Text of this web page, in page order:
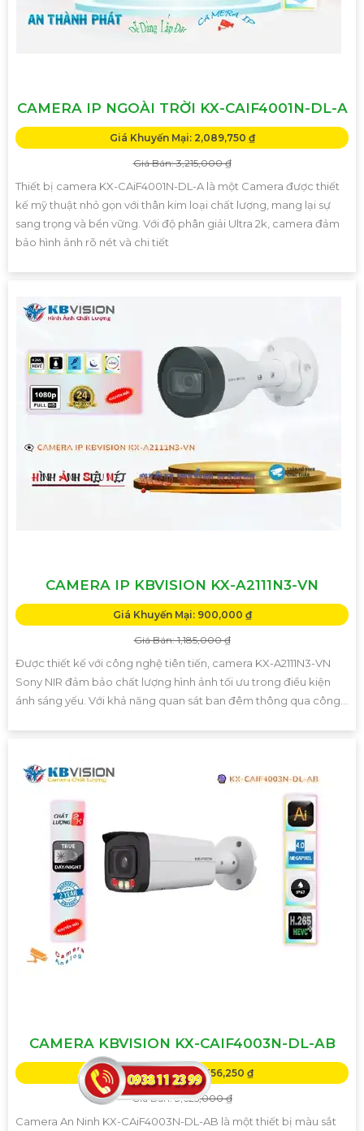
CAMERA IP NGOÀI TRỜI KX-CAIF4001N-DL-A
Giá Khuyến Mại: 2,089,750 ₫
Giá Bán: 3,215,000 ₫
Thiết bị camera KX-CAiF4001N-DL-A là một Camera được thiết
kế mỹ thuật nhỏ gọn với thân kim loại chất lượng, mang lại sự
sang trọng và bền vững. Với độ phân giải Ultra 2k, camera đảm
bảo hình ảnh rõ nét và chi tiết
CAMERA IP KBVISION KX-A2111N3-VN
Giá Khuyến Mại: 900,000 ₫
Giá Bán: 1,185,000 ₫
Được thiết kế với công nghệ tiên tiến, camera KX-A2111N3-VN
Sony NIR đảm bảo chất lượng hình ảnh tối ưu trong điều kiện
ánh sáng yếu. Với khả năng quan sát ban đêm thông qua công...
CAMERA KBVISION KX-CAIF4003N-DL-AB
Giá Khuyến Mại: 2,356,250 ₫
Giá Bán: 3,625,000 ₫
Camera An Ninh KX-CAiF4003N-DL-AB là một thiết bị màu sắt